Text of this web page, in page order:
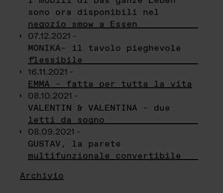
sono ora disponibili nel
negozio smow a Essen
07.12.2021 -
MONIKA– il tavolo pieghevole
flessibile
16.11.2021 -
EMMA – fatta per tutta la vita
08.10.2021 -
VALENTIN & VALENTINA – due
letti da sogno
08.09.2021 -
GUSTAV, la parete
multifunzionale convertibile
Archivio